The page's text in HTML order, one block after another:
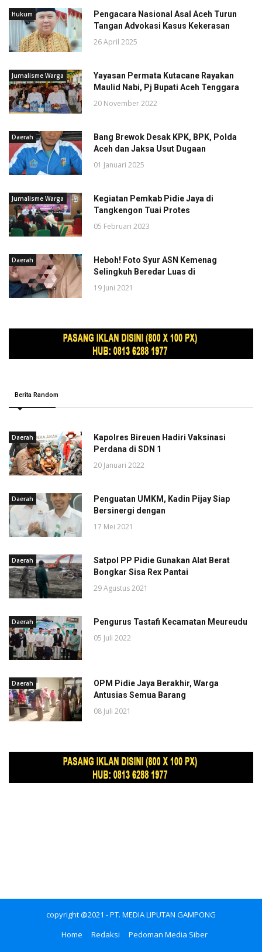
Hukum
Pengacara Nasional Asal Aceh Turun
Tangan Advokasi Kasus Kekerasan
26 April 2025
Jurnalisme Warga
Yayasan Permata Kutacane Rayakan
Maulid Nabi, Pj Bupati Aceh Tenggara
20 November 2022
Daerah
Bang Brewok Desak KPK, BPK, Polda
Aceh dan Jaksa Usut Dugaan
01 Januari 2025
Jurnalisme Warga
Kegiatan Pemkab Pidie Jaya di
Tangkengon Tuai Protes
05 Februari 2023
Daerah
Heboh! Foto Syur ASN Kemenag
Selingkuh Beredar Luas di
19 Juni 2021
Berita Random
Daerah
Kapolres Bireuen Hadiri Vaksinasi
Perdana di SDN 1
20 Januari 2022
Daerah
Penguatan UMKM, Kadin Pijay Siap
Bersinergi dengan
17 Mei 2021
Daerah
Satpol PP Pidie Gunakan Alat Berat
Bongkar Sisa Rex Pantai
29 Agustus 2021
Daerah Pengurus Tastafi Kecamatan Meureudu
05 Juli 2022
Daerah
OPM Pidie Jaya Berakhir, Warga
Antusias Semua Barang
08 Juli 2021
copyright @2021 - PT. MEDIA LIPUTAN GAMPONG
Home
Redaksi Pedoman Media Siber